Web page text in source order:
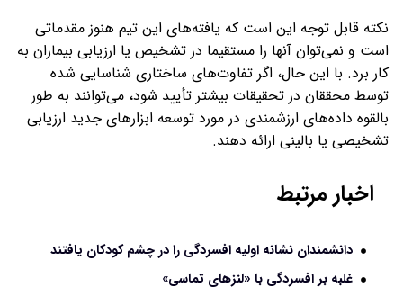
نکته قابل توجه این است که یافته‌های این تیم هنوز مقدماتی
است و نمی‌توان آنها را مستقیما در تشخیص یا ارزیابی بیماران به
کار برد. با این حال، اگر تفاوت‌های ساختاری شناسایی شده
توسط محققان در تحقیقات بیشتر تأیید شود، می‌توانند به طور
بالقوه داده‌های ارزشمندی در مورد توسعه ابزارهای جدید ارزیابی
تشخیصی یا بالینی ارائه دهند.
اخبار مرتبط
دانشمندان نشانه اولیه افسردگی را در چشم کودکان یافتند
غلبه بر افسردگی با «لنزهای تماسی»